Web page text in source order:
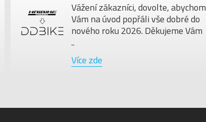
Vážení zákazníci, dovolte, abychom
Vám na úvod popřáli vše dobré do
nového roku 2026. Děkujeme Vám
..
Více zde